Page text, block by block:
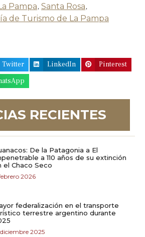
Pampa, Santa Rosa,
de Turismo de La Pampa
Twitter LinkedIn
Pinterest
RECIENTES
De la Patagonia a El
a 110 años de su extinción
el Chaco Seco
febrero 2026
federalización en el transporte
terrestre argentino durante
diciembre 2025